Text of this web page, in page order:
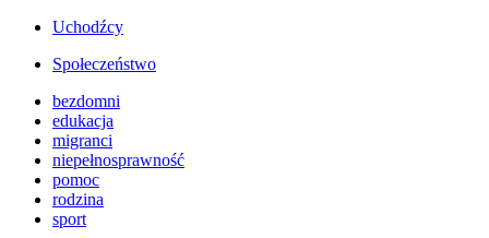
Uchodźcy
Społeczeństwo
bezdomni
edukacja
migranci
niepełnosprawność
pomoc
rodzina
sport